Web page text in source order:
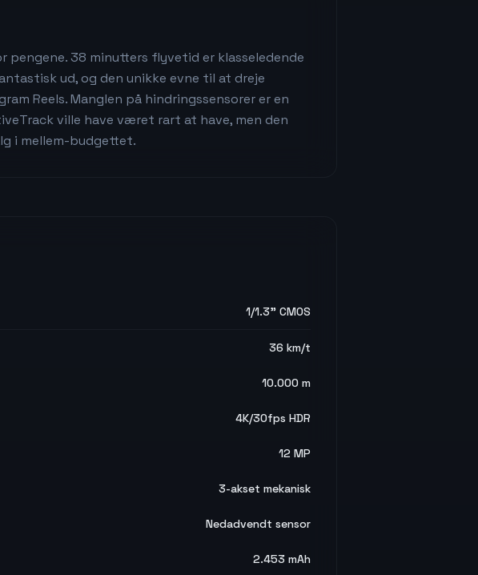
38 minutters flyvetid er klasseledende
ud, og den unikke evne til at dreje
Reels. Manglen på hindringssensorer er en
ville have været rart at have, men den
i mellem-budgettet.
1/1.3" CMOS
36 km/t
10.000 m
4K/30fps HDR
12 MP
3-akset mekanisk
Nedadvendt sensor
2.453 mAh